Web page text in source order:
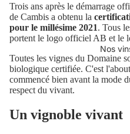
Nos
Trois ans après le démarrage
de Cambis a obtenu la
pour le millésime 2021. Tous
portent le logo officiel AB et le
Toutes les vignes du Domaine
biologique certifiée. C'est
commencé bien avant la mode
respect du vivant.
Un vignoble vivant